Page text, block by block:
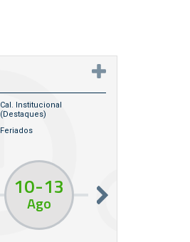
Cal. Institucional
(destaques)
Feriados
10 13
Ago